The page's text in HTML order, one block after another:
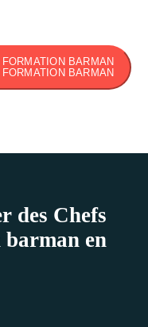
BARMAN
BARMAN
des Chefs
en